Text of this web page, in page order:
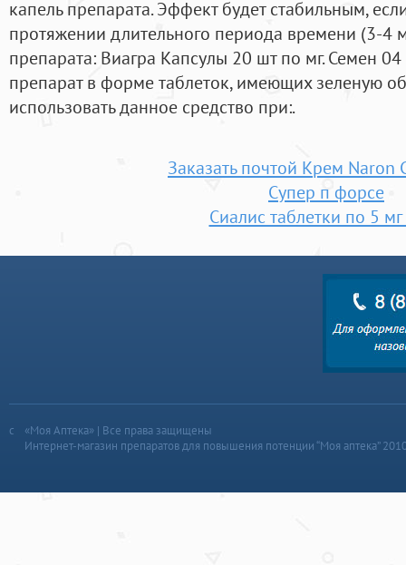
капель препарата. Эффект будет стабильным,
протяжении длительного периода времени (3-4
препарата: Виагра Капсулы 20 шт по мг. Семен
препарат в форме таблеток, имеющих зеленую
использовать данное средство при:.
Заказать почтой Крем Naron
Супер п форсе
Сиалис таблетки по 5
«Моя Аптека» | Все права защищены
Интернет-магазин препаратов для повышения потенции “Моя аптека”